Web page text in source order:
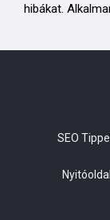
hibákat.
SEO
Nyitóoldal